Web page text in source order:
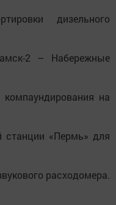
дизельного
2 – Набережные
на
станции «Пермь» для
расходомера.